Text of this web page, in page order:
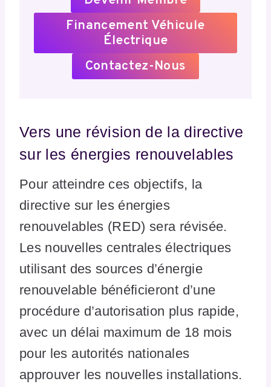
Financement Véhicule
Électrique
Contactez-Nous
Vers une révision de la directive
sur les énergies renouvelables
Pour atteindre ces objectifs, la
directive sur les énergies
renouvelables (RED) sera révisée.
Les nouvelles centrales électriques
utilisant des sources d’énergie
renouvelable bénéficieront d’une
procédure d’autorisation plus rapide,
avec un délai maximum de 18 mois
pour les autorités nationales
approuver les nouvelles installations.